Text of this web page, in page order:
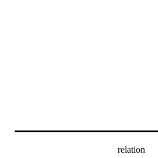
relation